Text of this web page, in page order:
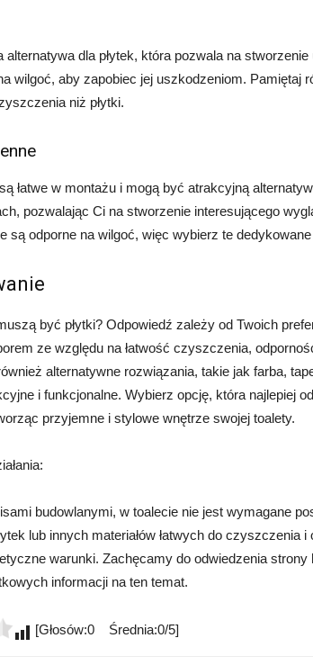
alternatywa dla płytek, która pozwala na
wilgoć, aby zapobiec jej uszkodzeniom. Pamiętaj
niż płytki.
łatwe w montażu i mogą być atrakcyjną
pozwalając Ci na stworzenie interesującego
są odporne na wilgoć, więc wybierz te dedykowane
być płytki? Odpowiedź zależy od Twoich
ze względu na łatwość czyszczenia,
alternatywne rozwiązania, takie jak farba,
i funkcjonalne. Wybierz opcję, która najlepiej
przyjemne i stylowe wnętrze swojej toalety.
budowlanymi, w toalecie nie jest wymagane
lub innych materiałów łatwych do czyszczenia
warunki. Zachęcamy do odwiedzenia
informacji na ten temat.
[Głosów:0 Średnia:0/5]